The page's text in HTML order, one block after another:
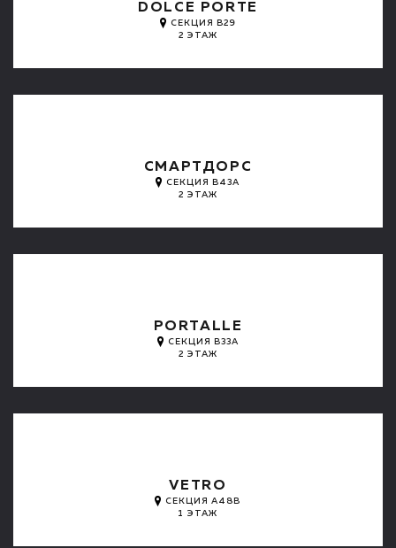
DOLCE PORTE
СЕКЦИЯ B29
2 ЭТАЖ
СМАРТДОРС
СЕКЦИЯ B43A
2 ЭТАЖ
PORTALLE
СЕКЦИЯ B33A
2 ЭТАЖ
VETRO
СЕКЦИЯ A48B
1 ЭТАЖ